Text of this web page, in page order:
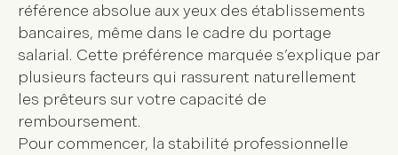
référence absolue aux yeux des établissements
bancaires, même dans le cadre du portage
salarial. Cette préférence marquée s’explique par
plusieurs facteurs qui rassurent naturellement
les prêteurs sur votre capacité de
remboursement.
Pour commencer, la stabilité professionnelle